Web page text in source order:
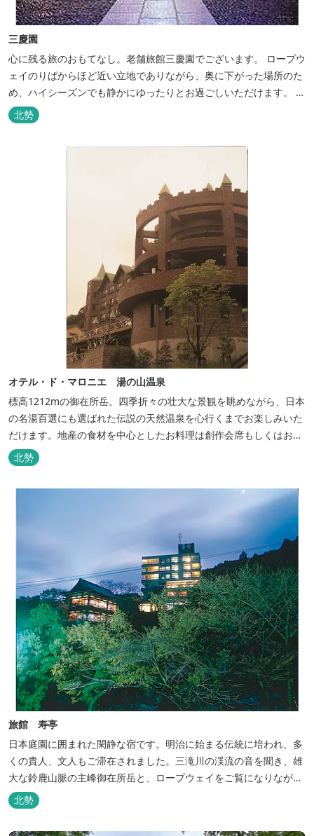
三慶園
心に残る旅のおもてなし。老舗旅館三慶園でございます。 ロープウ
ェイのりばからほど近い立地でありながら、奥に下がった場所のた
め、ハイシーズンでも静かにゆったりとお過ごしいただけます。 自
慢の大浴場からは、雄大な御在所岳を背に、御在所ロープウェイが
望めます。季節ごとに表情を変える湯の山の自然と対話しながら至
北勢
オテル・ド・マロニエ 湯の山温泉
標高1212mの御在所岳。四季折々の壮大な景観を眺めながら、日本
の名湯百選にも選ばれた伝説の天然温泉を心行くまでお楽しみいた
だけます。地産の食材を中心としたお料理は創作会席もしくはお箸
でもお楽しみいただける本格フレンチをお選びいただけ、会席・フ
レンチコースとも同じテーブルにてご賞味いただけます。また館内
やお食事は浴衣姿でお楽しみいただけます。ゆったり、気軽に安心
北勢
旅館 寿亭
日本庭園に囲まれた閑静な宿です。明治に始まる伝統に培われ、多
くの貴人、文人もご滞在されました。三滝川の渓流の音を聞き、雄
大な鈴鹿山脈の主峰御在所岳と、ロープウェイをご覧になりながら
お入りいただく露天風呂は気持ちがいいです。 また、庭園にある昭
和初期の離れの客間を改装した貸切風呂（６タイプ）はレトロクラ
シカルな雰囲気でみなさまに好評をいただいております。夕食は部
北勢